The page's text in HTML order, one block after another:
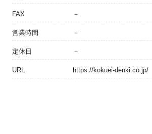
FAX －
営業時間 －
定休日 －
URL https://kokuei-denki.co.jp/